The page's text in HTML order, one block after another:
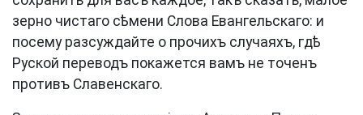
зерно чистаго сѣмени Слова Евангельскаго: и
посему разсуждайте о прочихъ случаяхъ, гдѣ
Руской переводъ покажется вамъ не точенъ
противъ Славенскаго.